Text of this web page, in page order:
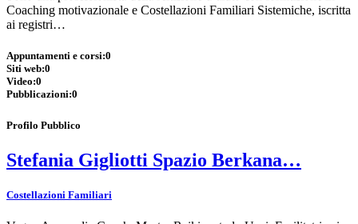
Coaching motivazionale e Costellazioni Familiari Sistemiche, iscritta
ai registri…
Appuntamenti e corsi:0
Siti web:0
Video:0
Pubblicazioni:0
Profilo Pubblico
Stefania Gigliotti Spazio Berkana…
Costellazioni Familiari